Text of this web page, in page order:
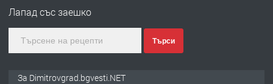
Лапад със заешко
Търси
За Dimitrovgrad.bgvesti.NET